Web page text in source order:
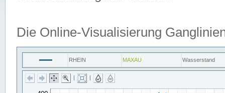
Die Online-Visualisierung